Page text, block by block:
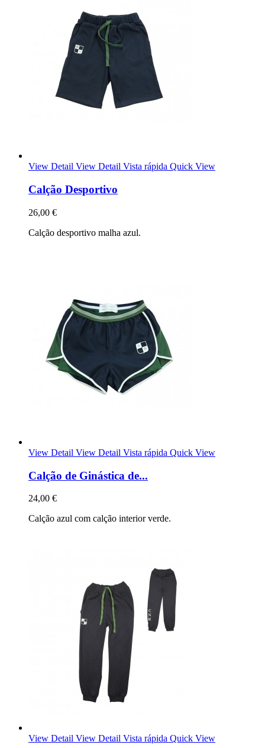
View Detail View Detail Vista rápida Quick View
Calção Desportivo
26,00 €
Calção desportivo malha azul.
View Detail View Detail Vista rápida Quick View
Calção de Ginástica de...
24,00 €
Calção azul com calção interior verde.
View Detail View Detail Vista rápida Quick View